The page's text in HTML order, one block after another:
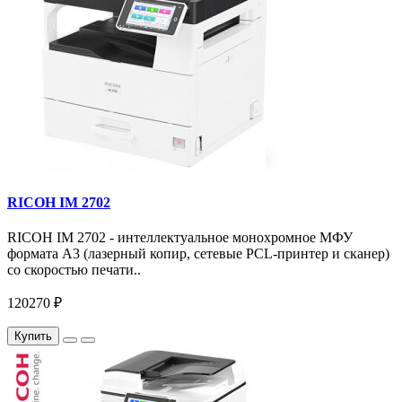
RICOH IM 2702
RICOH IM 2702 - интеллектуальное монохромное МФУ
формата А3 (лазерный копир, сетевые PCL-принтер и сканер)
со скоростью печати..
120270 ₽
Купить